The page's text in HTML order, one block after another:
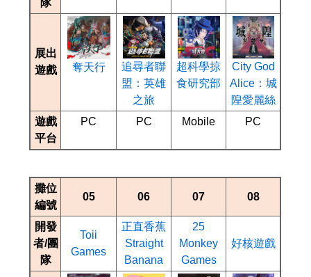
隊
展出
遊戲
奪天行
追尋者聯
盟：英雄
之旅
超科學掠
食研究部
City God
Alice：城
隍愛麗絲
遊戲
平台
PC PC Mobile PC
攤位
編號
05 06 07 08
開發
者/團
隊
Toii
Games
正直香蕉
Straight
Banana
25
Monkey
Games
好核遊戲